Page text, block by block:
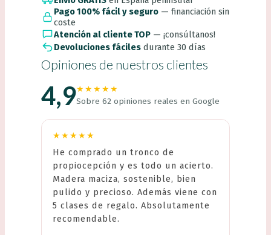
2)
cantidad
Pago 100% fácil y seguro — financiación sin
coste
Atención al cliente TOP — ¡consúltanos!
Devoluciones fáciles durante 30 días
Opiniones de nuestros clientes
4,9★★★★★
Sobre 62 opiniones reales en Google
★★★★★
He comprado un tronco de
propiocepción y es todo un acierto.
Madera maciza, sostenible, bien
pulido y precioso. Además viene con
5 clases de regalo. Absolutamente
recomendable.